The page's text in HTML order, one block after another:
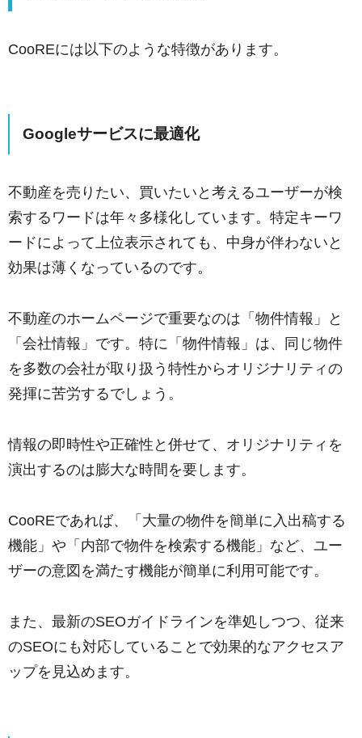
CooREには以下のような特徴があります。
Googleサービスに最適化
不動産を売りたい、買いたいと考えるユーザーが検
索するワードは年々多様化しています。特定キーワ
ードによって上位表示されても、中身が伴わないと
効果は薄くなっているのです。
不動産のホームページで重要なのは「物件情報」と
「会社情報」です。特に「物件情報」は、同じ物件
を多数の会社が取り扱う特性からオリジナリティの
発揮に苦労するでしょう。
情報の即時性や正確性と併せて、オリジナリティを
演出するのは膨大な時間を要します。
CooREであれば、「大量の物件を簡単に入出稿する
機能」や「内部で物件を検索する機能」など、ユー
ザーの意図を満たす機能が簡単に利用可能です。
また、最新のSEOガイドラインを準処しつつ、従来
のSEOにも対応していることで効果的なアクセスア
ップを見込めます。